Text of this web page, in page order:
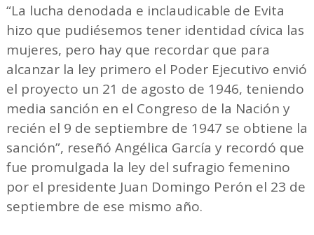
“La lucha denodada e inclaudicable de Evita
hizo que pudiésemos tener identidad cívica las
mujeres, pero hay que recordar que para
alcanzar la ley primero el Poder Ejecutivo envió
el proyecto un 21 de agosto de 1946, teniendo
media sanción en el Congreso de la Nación y
recién el 9 de septiembre de 1947 se obtiene la
sanción”, reseñó Angélica García y recordó que
fue promulgada la ley del sufragio femenino
por el presidente Juan Domingo Perón el 23 de
septiembre de ese mismo año.